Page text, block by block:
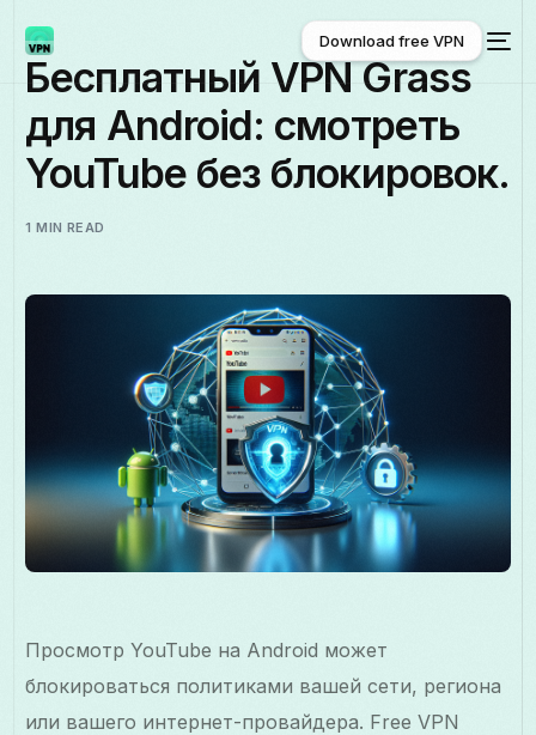
Русский
Download free VPN
Download free VPN
Бесплатный VPN Grass
для Android: смотреть
YouTube без блокировок.
1 MIN READ
Просмотр YouTube на Android может
блокироваться политиками вашей сети, региона
или вашего интернет-провайдера. Free VPN